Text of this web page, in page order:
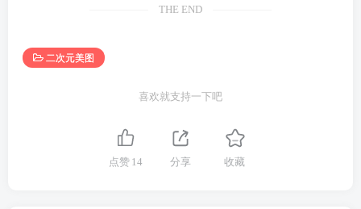
THE END
二次元美图
喜欢就支持一下吧
点赞 14 分享 收藏